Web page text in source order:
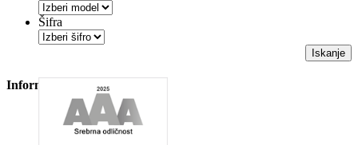
Šifra
Iskanje
Informacije